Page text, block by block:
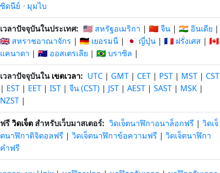
ซิดนีย์ · มุมไบ
เวลาปัจจุบันในประเทศ: 🇺🇸 สหรัฐอเมริกา | 🇨🇳 จีน | 🇮🇳 อินเดีย |
🇬🇧 สหราชอาณาจักร | 🇩🇪 เยอรมนี | 🇯🇵 ญี่ปุ่น | 🇫🇷 ฝรั่งเศส | 🇨🇦
แคนาดา | 🇦🇺 ออสเตรเลีย | 🇧🇷 บราซิล |
เวลาปัจจุบันในเขตเวลา: UTC | GMT | CET | PST | MST | CST
| EST | EET | IST | จีน (CST) | JST | AEST | SAST | MSK |
NZST |
ฟรีวิดเจ็ต สำหรับเว็บมาสเตอร์: วิดเจ็ตนาฬิกาอนาล็อกฟรี | วิดเจ็
ตนาฬิกาดิจิตอลฟรี | วิดเจ็ตนาฬิกาข้อความฟรี | วิดเจ็ตนาฬิกา
คำฟรี